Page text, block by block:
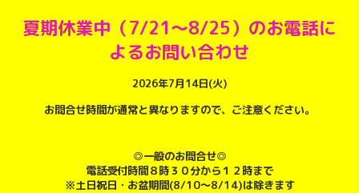
夏期休業中（7/21～8/25）のお電話に
よるお問い合わせ
2026年7月14日(火)
お問合せ時間が通常と異なりますので、ご注意ください。
◎一般のお問合せ◎
電話受付時間８時３０分から１２時まで
※土日祝日・お盆期間(8/10～8/14)は除きます